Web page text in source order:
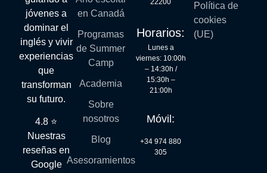
jóvenes a
dominar el
inglés y vivir
experiencias
que
transforman
su futuro.
4.8 ⭐
Nuestras
reseñas en
Google
en Canadá
Programas
de Summer
Camp
Academia
Sobre
nosotros
Blog
Asesoramientos
22200
Horarios:
Lunes a
viernes: 10:00h
– 14:30h /
15:30h –
21:00h
Móvil:
+34 974 880
305
Política de
cookies
(UE)